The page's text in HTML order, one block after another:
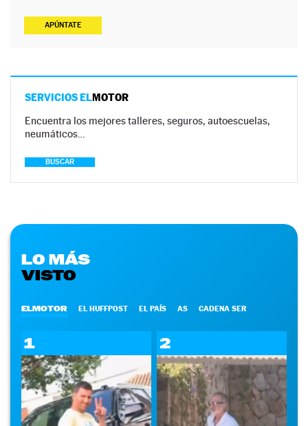
APÚNTATE
SERVICIOS ELMOTOR
Encuentra los mejores talleres, seguros, autoescuelas,
neumáticos…
BUSCAR
LO MÁS
VISTO
ELMOTOR EL HUFFPOST EL PAÍS AS CADENA SER
1 2